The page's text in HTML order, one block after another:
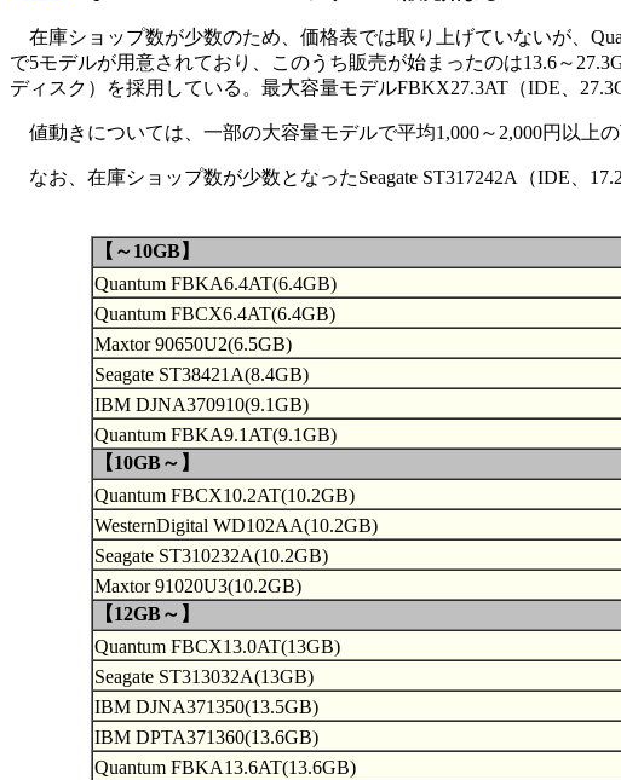
在庫ショップ数が少数のため、価格表では取り上げていないが、
で5モデルが用意されており、このうち販売が始まったのは13.6～
ディスク）を採用している。最大容量モデルFBKX27.3AT（IDE、
値動きについては、一部の大容量モデルで平均1,000～2,000円以上
なお、在庫ショップ数が少数となったSeagate ST317242A（IDE、
【～10GB】
Quantum FBKA6.4AT(6.4GB)
Quantum FBCX6.4AT(6.4GB)
Maxtor 90650U2(6.5GB)
Seagate ST38421A(8.4GB)
IBM DJNA370910(9.1GB)
Quantum FBKA9.1AT(9.1GB)
【10GB～】
Quantum FBCX10.2AT(10.2GB)
WesternDigital WD102AA(10.2GB)
Seagate ST310232A(10.2GB)
Maxtor 91020U3(10.2GB)
【12GB～】
Quantum FBCX13.0AT(13GB)
Seagate ST313032A(13GB)
IBM DJNA371350(13.5GB)
IBM DPTA371360(13.6GB)
Quantum FBKA13.6AT(13.6GB)